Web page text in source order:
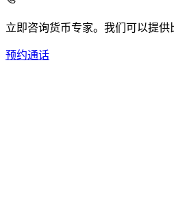
立即咨询货币专家。 我们可以提供
预约通话